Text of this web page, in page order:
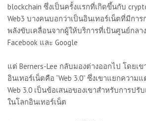
blockchain ซึ่งเป็นครั้งแรกที่เกิดขึ้นกับ
Web3 บางคนบอกว่าเป็นอินเทอร์เน็ตที่มีกา
พลังขับเคลื่อนจากผู้ให้บริการที่เป้นศูนย์กล
Facebook และ Google
แต่ Berners-Lee กลับมองต่างออกไป โดยเ
อินเทอร์เน็ตคือ “Web 3.0” ซึ่งเขาแยกความ
Web 3.0 เป็นข้อเสนอของเขาสำหรับการปรั
ในโลกอินเทอร์เน็ต